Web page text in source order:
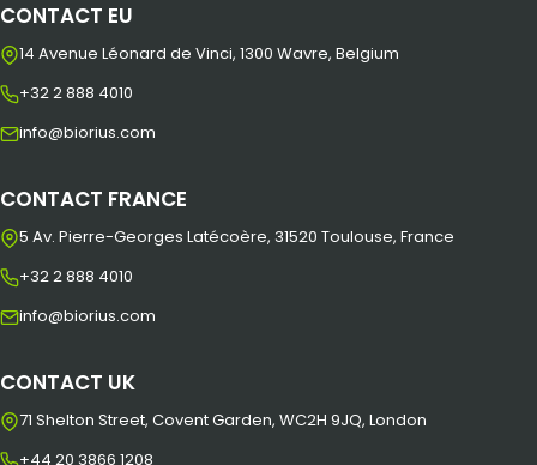
CONTACT EU
14 Avenue Léonard de Vinci, 1300 Wavre, Belgium
+32 2 888 4010
info@biorius.com
CONTACT FRANCE
5 Av. Pierre-Georges Latécoère, 31520 Toulouse, France
+32 2 888 4010
info@biorius.com
CONTACT UK
71 Shelton Street, Covent Garden, WC2H 9JQ, London
+44 20 3866 1208